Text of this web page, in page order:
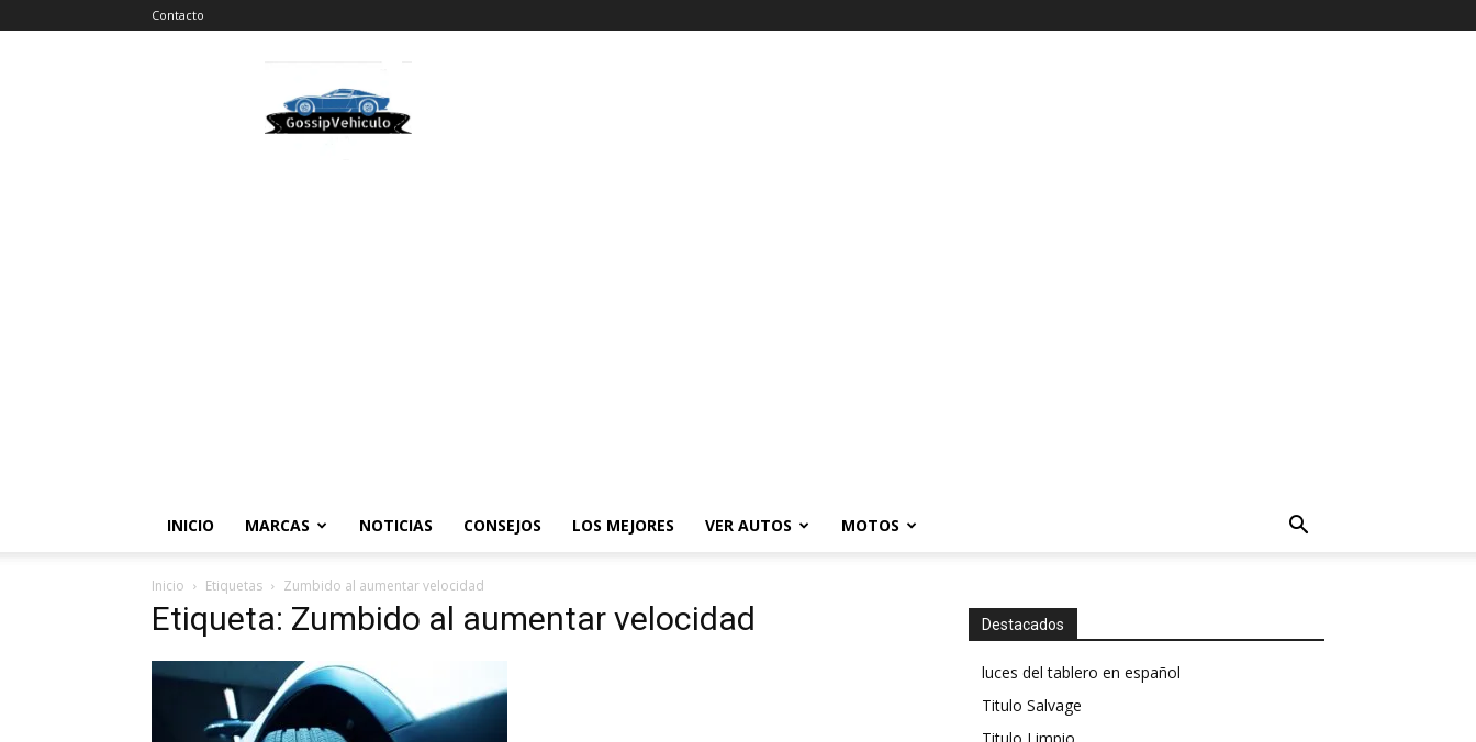
Contacto
Vehiculos
INICIO MARCAS NOTICIAS CONSEJOS LOS MEJORES VER AUTOS MOTOS
Inicio Etiquetas Zumbido al aumentar velocidad
Etiqueta: Zumbido al aumentar velocidad Destacados
luces del tablero en español
Titulo Salvage